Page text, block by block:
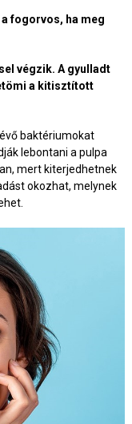
fogorvos, ha meg
végzik. A gyulladt
a kitisztított
baktériumokat
lebontani a pulpa
mert kiterjedhetnek
okozhat, melynek